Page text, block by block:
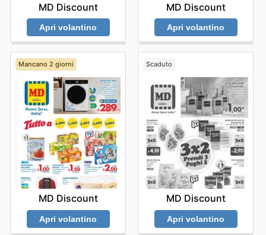
MD Discount
Apri volantino
MD Discount
Apri volantino
Mancano 2 giorni
MD Discount
Apri volantino
Scaduto
MD Discount
Apri volantino